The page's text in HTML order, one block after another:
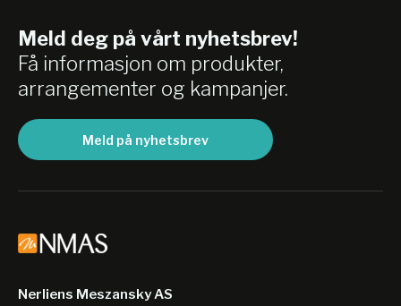
Meld deg på vårt nyhetsbrev!
Få informasjon om produkter,
arrangementer og kampanjer.
Meld på nyhetsbrev
Nerliens Meszansky AS